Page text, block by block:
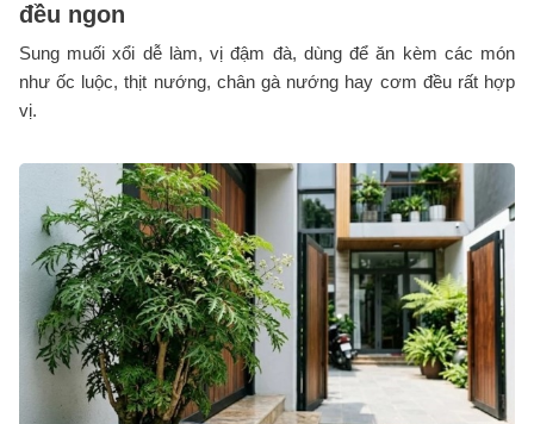
đều ngon
Sung muối xổi dễ làm, vị đậm đà, dùng để ăn kèm các món
như ốc luộc, thịt nướng, chân gà nướng hay cơm đều rất hợp
vị.